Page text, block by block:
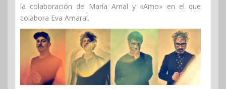
la colaboración de María Arnal y «Amo» en el que
colabora Eva Amaral.